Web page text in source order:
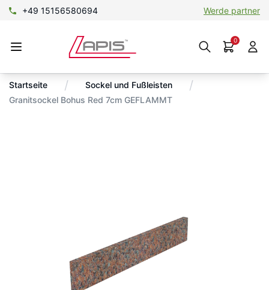
+49 15156580694 Werde partner
0
Startseite / Sockel und Fußleisten /
Granitsockel Bohus Red 7cm GEFLAMMT